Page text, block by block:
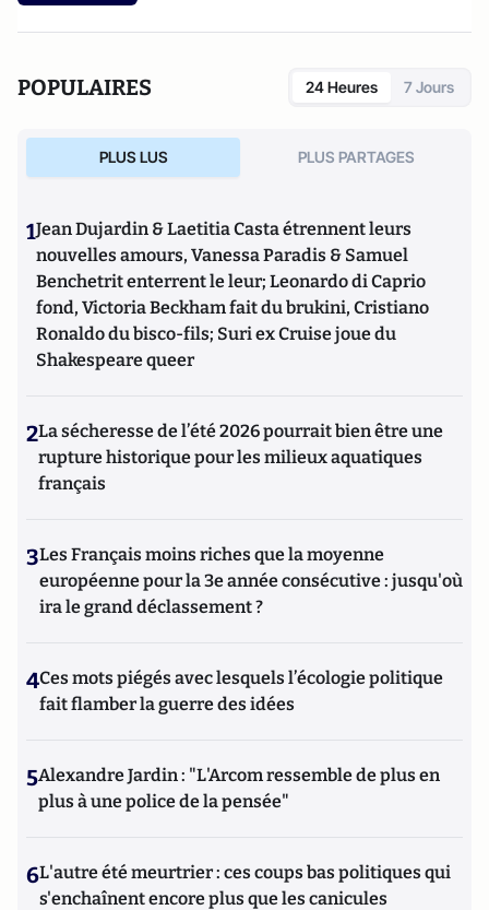
POPULAIRES 24 Heures 7 Jours
PLUS LUS PLUS PARTAGES
1Jean Dujardin & Laetitia Casta étrennent leurs
nouvelles amours, Vanessa Paradis & Samuel
Benchetrit enterrent le leur; Leonardo di Caprio
fond, Victoria Beckham fait du brukini, Cristiano
Ronaldo du bisco-fils; Suri ex Cruise joue du
Shakespeare queer
2La sécheresse de l’été 2026 pourrait bien être une
rupture historique pour les milieux aquatiques
français
3Les Français moins riches que la moyenne
européenne pour la 3e année consécutive : jusqu'où
ira le grand déclassement ?
4Ces mots piégés avec lesquels l’écologie politique
fait flamber la guerre des idées
5Alexandre Jardin : "L'Arcom ressemble de plus en
plus à une police de la pensée"
6L'autre été meurtrier : ces coups bas politiques qui
s'enchaînent encore plus que les canicules